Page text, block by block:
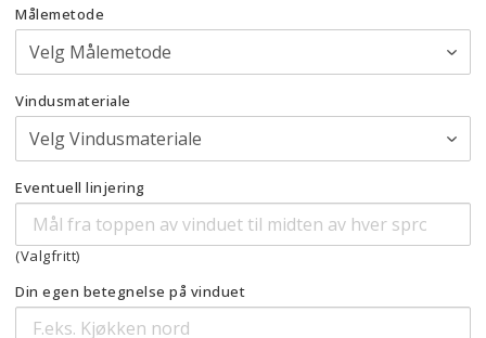
Målemetode
Vindusmateriale
Eventuell linjering
(Valgfritt)
Din egen betegnelse på vinduet